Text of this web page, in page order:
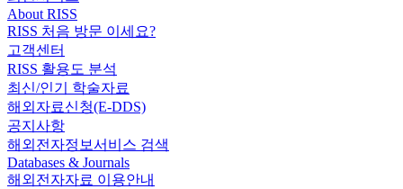
About RISS
RISS 처음 방문 이세요?
고객센터
RISS 활용도 분석
최신/인기 학술자료
해외자료신청(E-DDS)
공지사항
해외전자정보서비스 검색
Databases & Journals
해외전자자료 이용안내